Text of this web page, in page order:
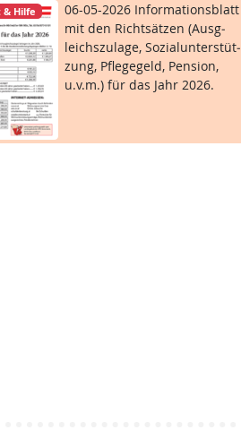
& Hilfe
06-05-2026 In­for­ma­ti­ons­blatt
mit den Richt­sät­zen (Aus­g­
leichs­zu­la­ge, So­zial­un­ter­stüt­
zung, Pf­le­ge­geld, Pen­si­on,
u.v.m.) für das Jahr 2026.